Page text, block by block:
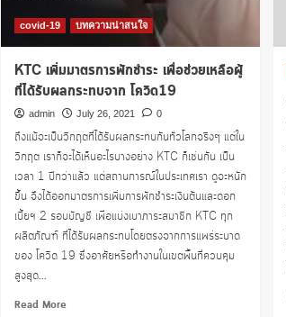
covid-19 บทความน่าสนใจ
KTC เพิ่มมาตรการพักชำระ เพื่อช่วยเหลือผู้
ที่ได้รับผลกระทบจาก โควิด19
admin July 26, 2021 0
ถึงแม้จะเป็นวิกฤตที่ได้รับผลกระทบกันทั่วโลกจริงๆ แต่ใน
วิกฤต เราก็จะได้เห็นอะไรบางอย่าง KTC ก็เช่นกัน เป็น
เวลา 1 ปีกว่าแล้ว แต่สถานการณ์ในประเทศเรา ดูจะหนัก
ขึ้น จึงได้ออกมาตรการเพิ่มการพักชำระเงินต้นและดอก
เบี้ยฯ 2 รอบบัญชี เพื่อแบ่งเบาภาระสมาชิก KTC ทุก
ผลิตภัณฑ์ ที่ได้รับผลกระทบโดยตรงจากการแพร่ระบาด
ของ โควิด 19 ซึ่งอาศัยหรือทำงานในเขตพื้นที่ควบคุม
สูงสุด...
Read MoreRead